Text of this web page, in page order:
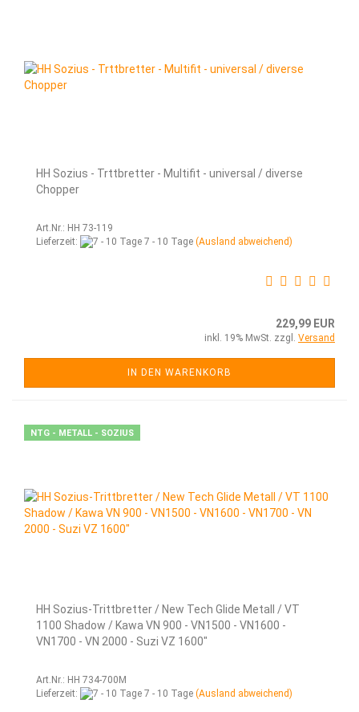
HH Sozius - Trttbretter - Multifit - universal / diverse
Chopper
Art.Nr.: HH 73-119
Lieferzeit:
7 - 10 Tage (Ausland abweichend)
229,99 EUR
inkl. 19% MwSt. zzgl. Versand
IN DEN WARENKORB
NTG - METALL - SOZIUS
HH Sozius-Trittbretter / New Tech Glide Metall / VT
1100 Shadow / Kawa VN 900 - VN1500 - VN1600 -
VN1700 - VN 2000 - Suzi VZ 1600"
Art.Nr.: HH 734-700M
Lieferzeit:
7 - 10 Tage (Ausland abweichend)